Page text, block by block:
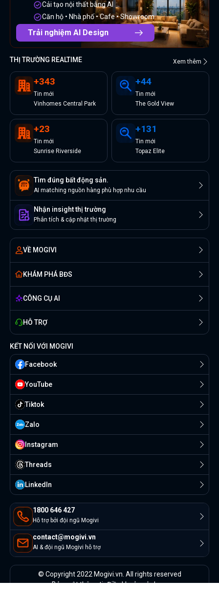
Cải tạo nội thất bằng AI
Căn hộ • Nhà phố • Cafe • Showroom
Trải nghiệm AI Design
THỊ TRƯỜNG REALTIME Xem thêm
+343
Tin mới
Vinhomes Central Park
+44
Tin mới
The Gold View
+23
Tin mới
Sunrise Riverside
+131
Tin mới
Topaz Elite
Tìm đúng bất động sản.
AI matching nguồn hàng phù hợp nhu cầu
Nhận insight thị trường
Phân tích & cập nhật thị trường
VỀ MOGIVI
KHÁM PHÁ BĐS
CÔNG CỤ AI
HỖ TRỢ
1800 646 427
Hỗ trợ bởi đội ngũ Mogivi
contact@mogivi.vn
AI & đội ngũ Mogivi hỗ trợ
KẾT NỐI VỚI MOGIVI
Facebook
YouTube
Tiktok
Zalo
Instagram
Threads
Linkedln
© Copyright 2022 Mogivi.vn. All rights reserved
Bảo mật thông tinĐiều khoản sử dụng